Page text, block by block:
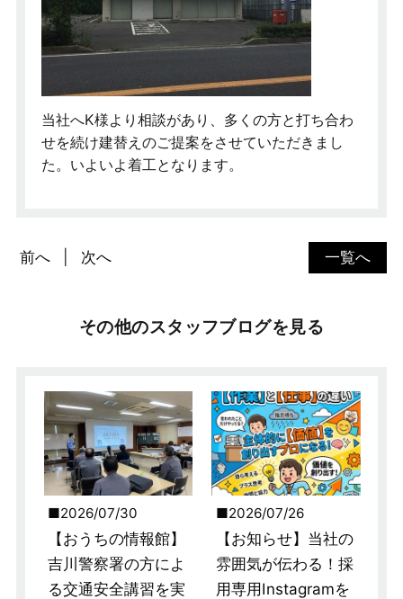
当社へK様より相談があり、多くの方と打ち合わ
せを続け建替えのご提案をさせていただきまし
た。いよいよ着工となります。
一覧へ
前へ 次へ
その他のスタッフブログを見る
2026/07/30
【おうちの情報館】
吉川警察署の方によ
る交通安全講習を実
2026/07/26
【お知らせ】当社の
雰囲気が伝わる！採
用専用Instagramを